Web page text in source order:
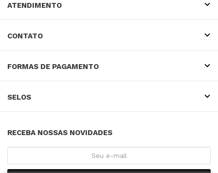
ATENDIMENTO
CONTATO
FORMAS DE PAGAMENTO
SELOS
RECEBA NOSSAS NOVIDADES